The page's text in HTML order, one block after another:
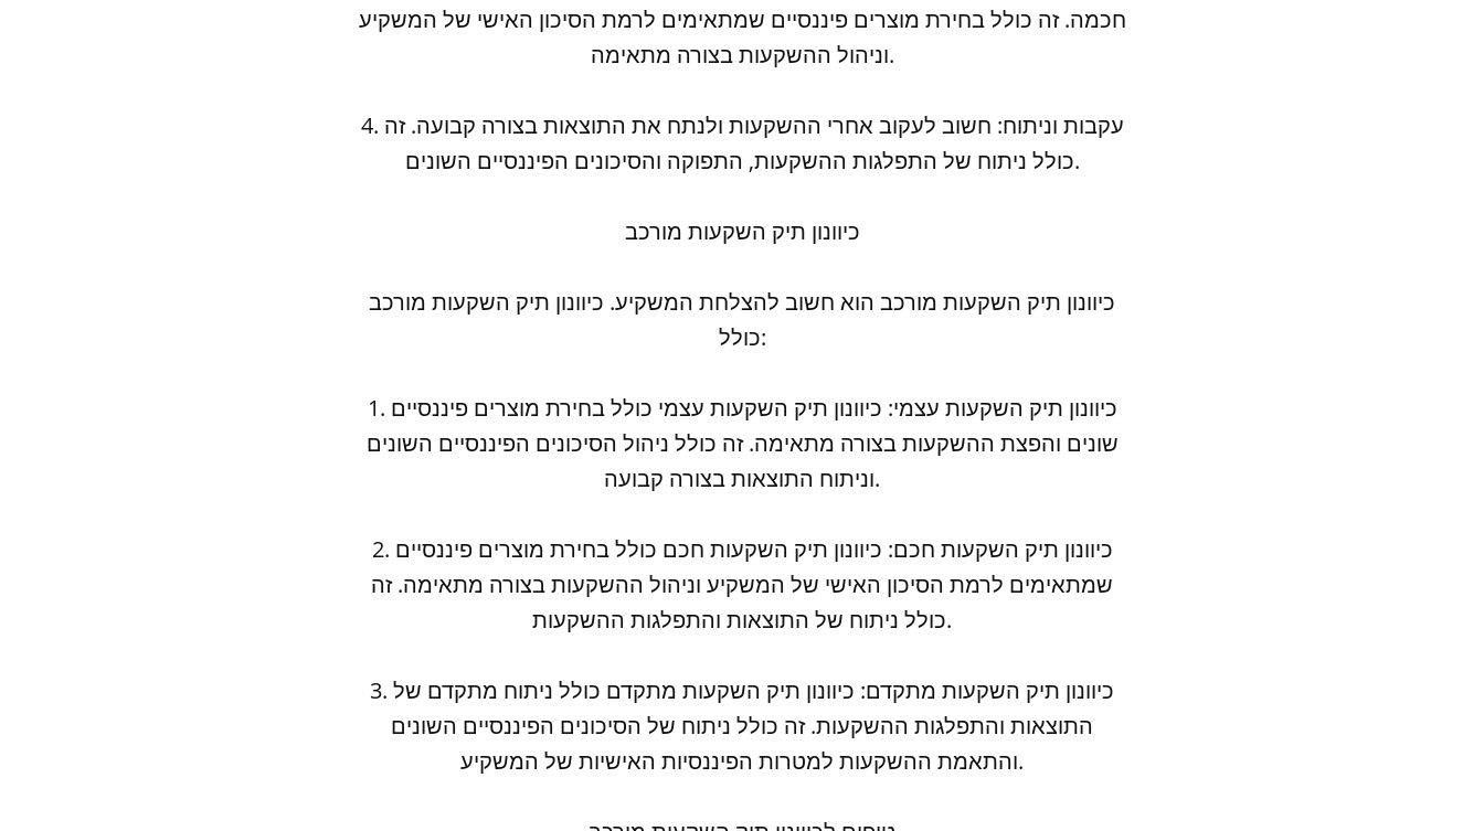
חכמה. זה כולל בחירת מוצרים פיננסיים שמתאימים לרמת הסיכון האישי של המשקיע
וניהול ההשקעות בצורה מתאימה.
4. עקבות וניתוח: חשוב לעקוב אחרי ההשקעות ולנתח את התוצאות בצורה קבועה. זה
כולל ניתוח של התפלגות ההשקעות, התפוקה והסיכונים הפיננסיים השונים.
כיוונון תיק השקעות מורכב
כיוונון תיק השקעות מורכב הוא חשוב להצלחת המשקיע. כיוונון תיק השקעות מורכב
כולל:
1. כיוונון תיק השקעות עצמי: כיוונון תיק השקעות עצמי כולל בחירת מוצרים פיננסיים
שונים והפצת ההשקעות בצורה מתאימה. זה כולל ניהול הסיכונים הפיננסיים השונים
וניתוח התוצאות בצורה קבועה.
2. כיוונון תיק השקעות חכם: כיוונון תיק השקעות חכם כולל בחירת מוצרים פיננסיים
שמתאימים לרמת הסיכון האישי של המשקיע וניהול ההשקעות בצורה מתאימה. זה
כולל ניתוח של התוצאות והתפלגות ההשקעות.
3. כיוונון תיק השקעות מתקדם: כיוונון תיק השקעות מתקדם כולל ניתוח מתקדם של
התוצאות והתפלגות ההשקעות. זה כולל ניתוח של הסיכונים הפיננסיים השונים
והתאמת ההשקעות למטרות הפיננסיות האישיות של המשקיע.